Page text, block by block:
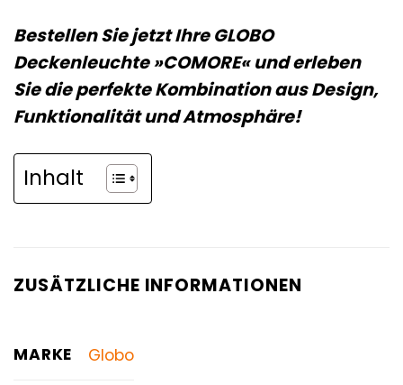
Bestellen Sie jetzt Ihre GLOBO
Deckenleuchte »COMORE« und erleben
Sie die perfekte Kombination aus Design,
Funktionalität und Atmosphäre!
Inhalt
ZUSÄTZLICHE INFORMATIONEN
MARKE Globo